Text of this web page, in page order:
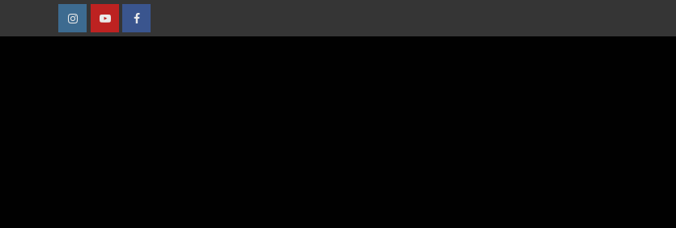
عنصر
عنصر
عنصر